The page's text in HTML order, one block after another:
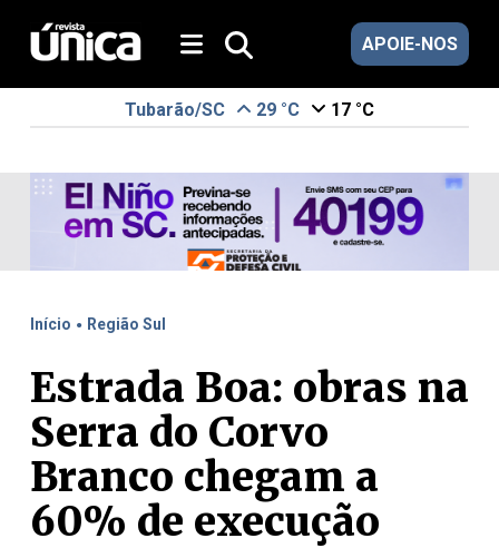
APOIE-NOS
Tubarão/SC 29 °C 17 °C
Início . Região Sul
Estrada Boa: obras na
Serra do Corvo
Branco chegam a
60% de execução